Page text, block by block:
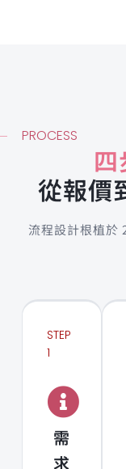
PROCESS
從報價
流程設計根植於
STEP
1
需
求